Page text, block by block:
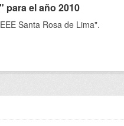
para el año 2010
Santa Rosa de Lima".